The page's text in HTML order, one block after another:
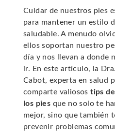
Cuidar de nuestros pies
para mantener un estilo
saludable. A menudo
ellos soportan nuestro
día y nos llevan a donde
ir. En este artículo, la
Cabot, experta en salud
comparte valiosostips
los pies que no solo te
mejor, sino que también
prevenir problemas